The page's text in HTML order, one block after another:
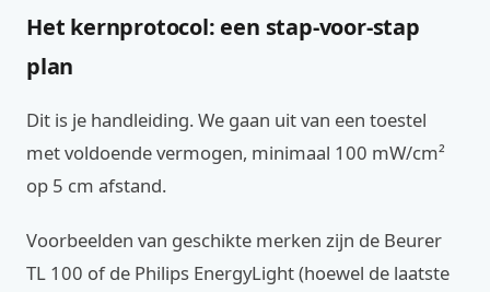
Het kernprotocol: een stap-voor-stap
plan
Dit is je handleiding. We gaan uit van een toestel
met voldoende vermogen, minimaal 100 mW/cm²
op 5 cm afstand.
Voorbeelden van geschikte merken zijn de Beurer
TL 100 of de Philips EnergyLight (hoewel de laatste